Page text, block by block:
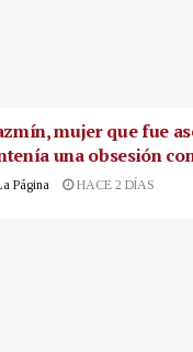
mujer que fue
una obsesión
Página HACE 2 DÍAS